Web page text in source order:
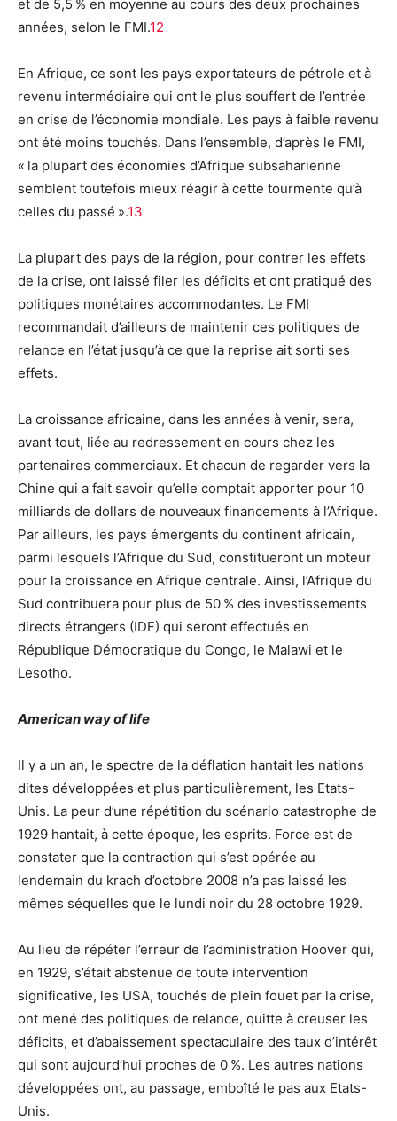
et de 5,5 % en moyenne au cours des deux prochaines
années, selon le FMI.12
En Afrique, ce sont les pays exportateurs de pétrole et à
revenu intermédiaire qui ont le plus souffert de l’entrée
en crise de l’économie mondiale. Les pays à faible revenu
ont été moins touchés. Dans l’ensemble, d’après le FMI,
« la plupart des économies d’Afrique subsaharienne
semblent toutefois mieux réagir à cette tourmente qu’à
celles du passé ».13
La plupart des pays de la région, pour contrer les effets
de la crise, ont laissé filer les déficits et ont pratiqué des
politiques monétaires accommodantes. Le FMI
recommandait d’ailleurs de maintenir ces politiques de
relance en l’état jusqu’à ce que la reprise ait sorti ses
effets.
La croissance africaine, dans les années à venir, sera,
avant tout, liée au redressement en cours chez les
partenaires commerciaux. Et chacun de regarder vers la
Chine qui a fait savoir qu’elle comptait apporter pour 10
milliards de dollars de nouveaux financements à l’Afrique.
Par ailleurs, les pays émergents du continent africain,
parmi lesquels l’Afrique du Sud, constitueront un moteur
pour la croissance en Afrique centrale. Ainsi, l’Afrique du
Sud contribuera pour plus de 50 % des investissements
directs étrangers (IDF) qui seront effectués en
République Démocratique du Congo, le Malawi et le
Lesotho.
American way of life
Il y a un an, le spectre de la déflation hantait les nations
dites développées et plus particulièrement, les Etats-
Unis. La peur d’une répétition du scénario catastrophe de
1929 hantait, à cette époque, les esprits. Force est de
constater que la contraction qui s’est opérée au
lendemain du krach d’octobre 2008 n’a pas laissé les
mêmes séquelles que le lundi noir du 28 octobre 1929.
Au lieu de répéter l’erreur de l’administration Hoover qui,
en 1929, s’était abstenue de toute intervention
significative, les USA, touchés de plein fouet par la crise,
ont mené des politiques de relance, quitte à creuser les
déficits, et d’abaissement spectaculaire des taux d’intérêt
qui sont aujourd’hui proches de 0 %. Les autres nations
développées ont, au passage, emboîté le pas aux Etats-
Unis.